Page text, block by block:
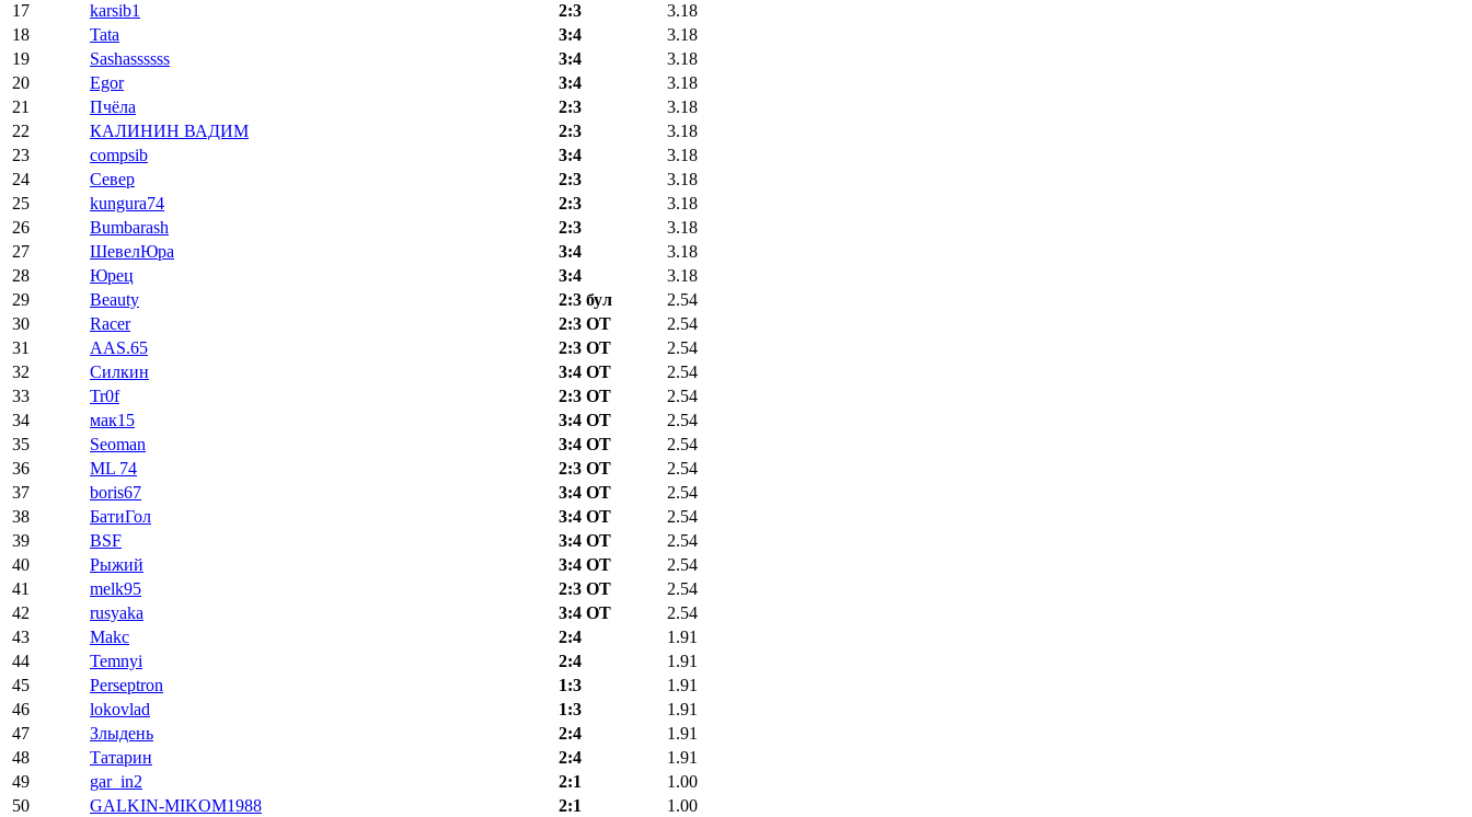
17
karsib1 2:3
3.18
18
Tata 3:4
3.18
19
Sashassssss 3:4
3.18
20
Egor 3:4
3.18
21
Пчёла 2:3
3.18
22
КАЛИНИН ВАДИМ 2:3
3.18
23
compsib 3:4
3.18
24
Север 2:3
3.18
25
kungura74 2:3
3.18
26
Bumbarash 2:3
3.18
27
ШевелЮра 3:4
3.18
28
Юрец 3:4
3.18
29
Beauty 2:3 бул
2.54
30
Racer 2:3 ОТ
2.54
31
AAS.65 2:3 ОТ
2.54
32
Силкин 3:4 ОТ
2.54
33
Tr0f 2:3 ОТ
2.54
34
мак15 3:4 ОТ
2.54
35
Seoman 3:4 ОТ
2.54
36
ML 74 2:3 ОТ
2.54
37
boris67 3:4 ОТ
2.54
38
БатиГол 3:4 ОТ
2.54
39
BSF 3:4 ОТ
2.54
40
Рыжий 3:4 ОТ
2.54
41
melk95 2:3 ОТ
2.54
42
rusyaka 3:4 ОТ
2.54
43
Makc 2:4
1.91
44
Temnyi 2:4
1.91
45
Perseptron 1:3
1.91
46
lokovlad 1:3
1.91
47
Злыдень 2:4
1.91
48
Татарин 2:4
1.91
49
gar_in2 2:1
1.00
50
GALKIN-MIKOM1988 2:1
1.00